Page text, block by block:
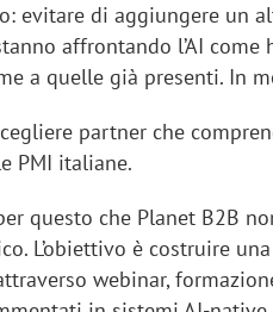
evitare di aggiungere un
affrontando l’AI
a quelle già presenti. In
partner che
PMI italiane.
questo che Planet B2B
L’obiettivo è costruire
webinar,